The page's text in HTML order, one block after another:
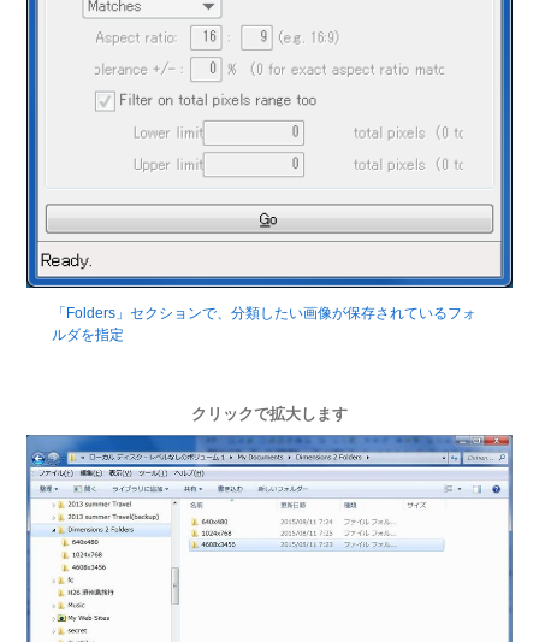
「Folders」セクションで、分類したい画像が保存されているフォ
ルダを指定
クリックで拡大します